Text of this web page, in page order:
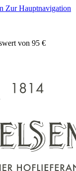
Zur Hauptnavigation
von 95 €